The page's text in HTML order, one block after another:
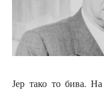
Јер тако то бива.